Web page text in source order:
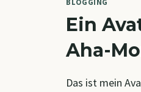
BLOGGING
Ein
Aha-
Das ist mein